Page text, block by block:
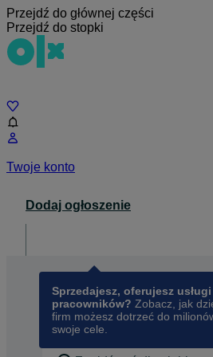
Przejdź do głównej części
Przejdź do stopki
Twoje konto
Dodaj ogłoszenie
Sprzedajesz, oferujesz
pracowników? Zobacz, jak
firm możesz dotrzeć do
swoje cele.